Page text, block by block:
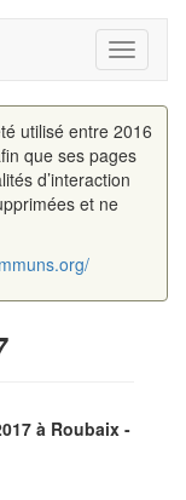
Toggle
utilisé entre 2016
que ses pages
d’interaction
et ne
à Roubaix -